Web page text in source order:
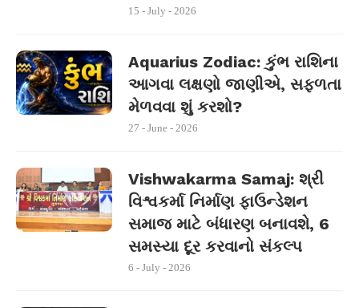
15 - July - 2026
Aquarius Zodiac: કુંભ રાશિના
આગવા લક્ષણો જાણીએ, સફળતા
મેળવવા શું કરશો?
27 - June - 2026
Vishwakarma Samaj: શ્રી
વિશ્વકર્મા નિર્માણ ફાઉન્ડેશન
સમાજ માટે બંધારણ બનાવશે, 6
સમસ્યા દૂર કરવાનો સંકલ્પ
6 - July - 2026